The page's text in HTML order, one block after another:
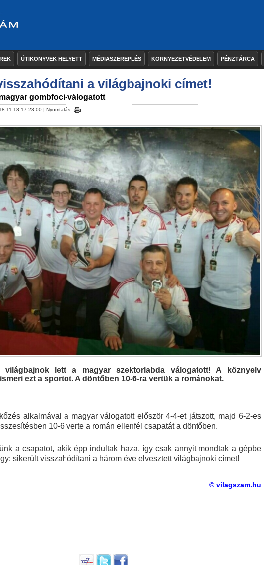
ÚTIKÖNYVEK HELYETT MÉDIASZEREPLÉS KÖRNYEZETVÉDELEM PÉNZTÁRCA
a világbajnoki címet!
gombfoci-válogatott
11-18 17:23:00 | Nyomtatás
világbajnok lett a magyar szektorlabda válogatott! A köznyelv
ezt a sportot. A döntőben 10-6-ra vertük a románokat.
alkalmával a magyar válogatott először 4-4-et játszott, majd 6-2-es
10-6 verte a román ellenfél csapatát a döntőben.
a csapatot, akik épp indultak haza, így csak annyit mondtak a gépbe
sikerült visszahódítani a három éve elvesztett világbajnoki címet!
© vilagszam.hu